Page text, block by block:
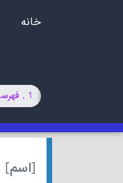
خانه
1 . فهرست کوتاه
[اسم]